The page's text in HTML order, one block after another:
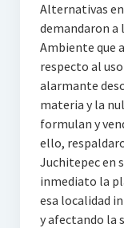
Alternativas en
demandaron a
Ambiente que
respecto al
alarmante
materia y la
formulan y
ello,
Juchitepec en
inmediato la
esa localidad
y afectando la